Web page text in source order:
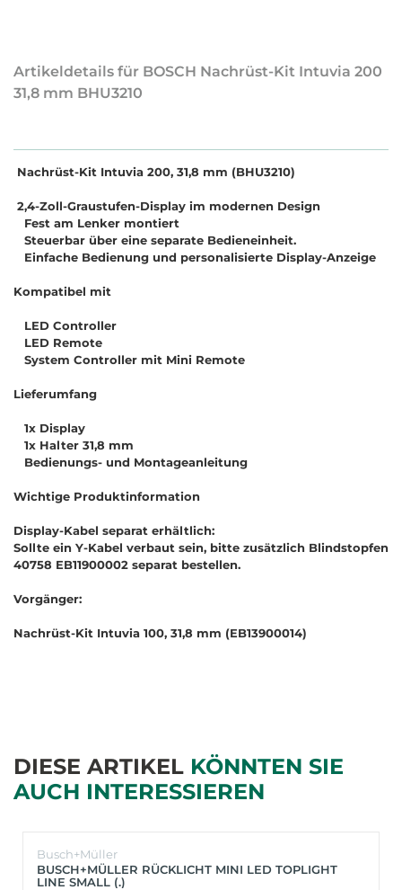
Artikeldetails für BOSCH Nachrüst-Kit Intuvia 200
31,8 mm BHU3210
Nachrüst-Kit Intuvia 200, 31,8 mm (BHU3210)
2,4-Zoll-Graustufen-Display im modernen Design
Fest am Lenker montiert
Steuerbar über eine separate Bedieneinheit.
Einfache Bedienung und personalisierte Display-Anzeige
Kompatibel mit
LED Controller
LED Remote
System Controller mit Mini Remote
Lieferumfang
1x Display
1x Halter 31,8 mm
Bedienungs- und Montageanleitung
Wichtige Produktinformation
Display-Kabel separat erhältlich:
Sollte ein Y-Kabel verbaut sein, bitte zusätzlich Blindstopfen
40758 EB11900002 separat bestellen.
Vorgänger:
Nachrüst-Kit Intuvia 100, 31,8 mm (EB13900014)
DIESE ARTIKEL KÖNNTEN SIE
AUCH INTERESSIEREN
Busch+Müller
BUSCH+MÜLLER RÜCKLICHT MINI LED TOPLIGHT
LINE SMALL (.)